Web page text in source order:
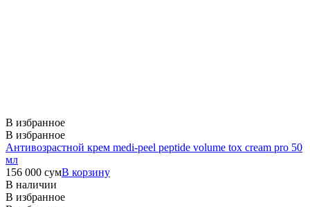
В избранное
В избранное
Антивозрастной крем medi-peel peptide volume tox cream pro 50
мл
156 000 сумВ корзину
В наличии
В избранное